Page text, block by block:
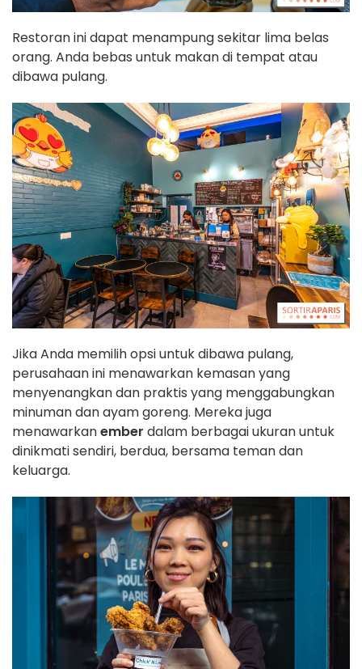
Restoran ini dapat menampung sekitar lima belas
orang. Anda bebas untuk makan di tempat atau
dibawa pulang.
Jika Anda memilih opsi untuk dibawa pulang,
perusahaan ini menawarkan kemasan yang
menyenangkan dan praktis yang menggabungkan
minuman dan ayam goreng. Mereka juga
menawarkanember dalam berbagai ukuran untuk
dinikmati sendiri, berdua, bersama teman dan
keluarga.